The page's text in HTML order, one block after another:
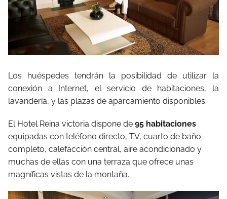
Los huéspedes tendrán la posibilidad de utilizar la
conexión a Internet, el servicio de habitaciones, la
lavandería, y las plazas de aparcamiento disponibles.
El Hotel Reina victoria dispone de 95 habitaciones
equipadas con teléfono directo, TV, cuarto de baño
completo, calefacción central, aire acondicionado y
muchas de ellas con una terraza que ofrece unas
magníficas vistas de la montaña.